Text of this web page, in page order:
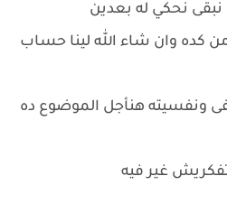
نحكي له بعدين
كده وان شاء الله لينا حساب
هنأجل الموضوع ده
غير فيه